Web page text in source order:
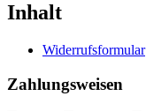
Inhalt
Widerrufsformular
Zahlungsweisen